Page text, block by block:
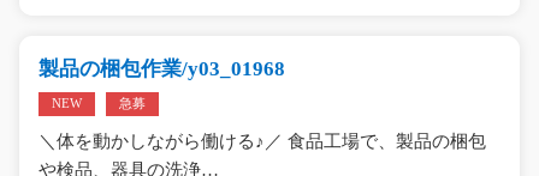
製品の梱包作業/y03_01968
NEW 急募
＼体を動かしながら働ける♪／ 食品工場で、製品の梱包
や検品、器具の洗浄…